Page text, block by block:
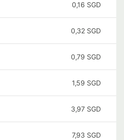
0,16 SGD
0,32 SGD
0,79 SGD
1,59 SGD
3,97 SGD
7,93 SGD